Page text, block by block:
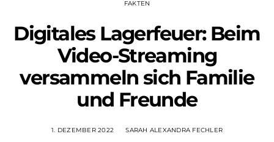
FAKTEN
Digitales Lagerfeuer: Beim
Video-Streaming
versammeln sich Familie
und Freunde
1. DEZEMBER 2022 SARAH ALEXANDRA FECHLER